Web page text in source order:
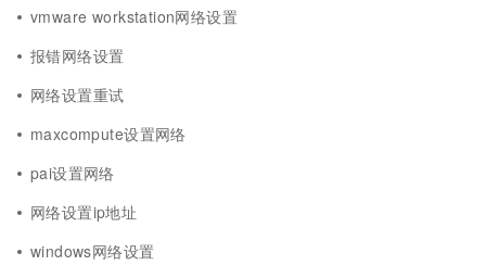
vmware workstation网络设置
报错网络设置
网络设置重试
maxcompute设置网络
pai设置网络
网络设置ip地址
windows网络设置